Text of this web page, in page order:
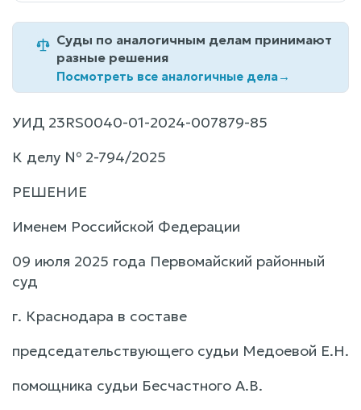
Суды по аналогичным делам принимают
разные решения
Посмотреть все аналогичные дела→
УИД 23RS0040-01-2024-007879-85
К делу № 2-794/2025
РЕШЕНИЕ
Именем Российской Федерации
09 июля 2025 года Первомайский районный
суд
г. Краснодара в составе
председательствующего судьи Медоевой Е.Н.
помощника судьи Бесчастного А.В.